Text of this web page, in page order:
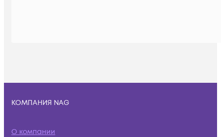
КОМПАНИЯ NAG
О компании